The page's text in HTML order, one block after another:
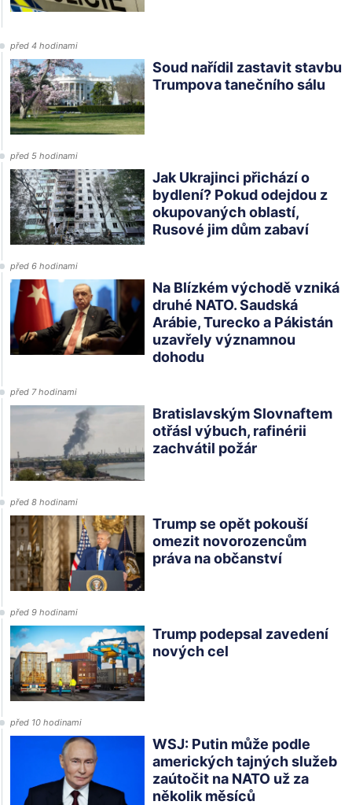
před 4 hodinami
Soud nařídil zastavit stavbu
Trumpova tanečního sálu
před 5 hodinami
Jak Ukrajinci přichází o
bydlení? Pokud odejdou z
okupovaných oblastí,
Rusové jim dům zabaví
před 6 hodinami
Na Blízkém východě vzniká
druhé NATO. Saudská
Arábie, Turecko a Pákistán
uzavřely významnou
dohodu
před 7 hodinami
Bratislavským Slovnaftem
otřásl výbuch, rafinérii
zachvátil požár
před 8 hodinami
Trump se opět pokouší
omezit novorozencům
práva na občanství
před 9 hodinami
Trump podepsal zavedení
nových cel
před 10 hodinami
WSJ: Putin může podle
amerických tajných služeb
zaútočit na NATO už za
několik měsíců